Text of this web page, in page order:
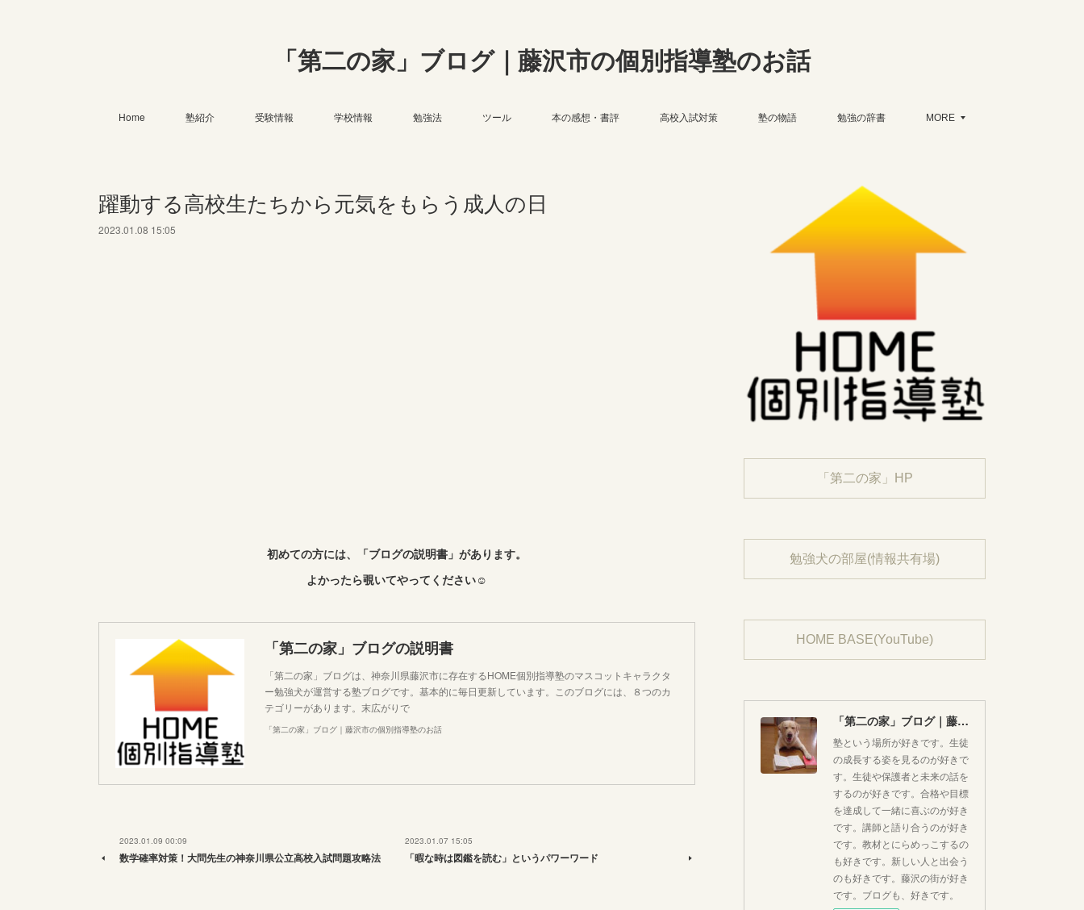
「第二の家」ブログ｜藤沢市の個別指導塾のお話
Home 塾紹介 受験情報 学校情報 勉強法 ツール 本の感想・書評 高校入試対策 塾の物語 勉強の辞書 MORE
躍動する高校生たちから元気をもらう成人の日
2023.01.08 15:05
初めての方には、「ブログの説明書」があります。
よかったら覗いてやってください☺︎
「第二の家」ブログの説明書
「第二の家」ブログは、神奈川県藤沢市に存在するHOME個別指導塾のマスコットキャラクタ
ー勉強犬が運営する塾ブログです。基本的に毎日更新しています。このブログには、８つのカ
テゴリーがあります。末広がりで
「第二の家」ブログ｜藤沢市の個別指導塾のお話
2023.01.09 00:09
数学確率対策！大問先生の神奈川県公立高校入試問題攻略法
2023.01.07 15:05
「暇な時は図鑑を読む」というパワーワード
「第二の家」HP
勉強犬の部屋(情報共有場)
HOME BASE(YouTube)
「第二の家」ブログ｜藤沢市の個別指導塾のお話
塾という場所が好きです。生徒
の成長する姿を見るのが好きで
す。生徒や保護者と未来の話を
するのが好きです。合格や目標
を達成して一緒に喜ぶのが好き
です。講師と語り合うのが好き
です。教材とにらめっこするの
も好きです。新しい人と出会う
のも好きです。藤沢の街が好き
です。ブログも、好きです。